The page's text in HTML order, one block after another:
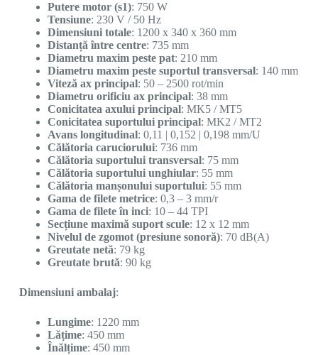
Putere motor (s1): 750 W
Tensiune: 230 V / 50 Hz
Dimensiuni totale: 1200 x 340 x 360 mm
Distanță între centre: 735 mm
Diametru maxim peste pat: 210 mm
Diametru maxim peste suportul transversal: 140 mm
Viteză ax principal: 50 – 2500 rot/min
Diametru orificiu ax principal: 38 mm
Conicitatea axului principal: MK5 / MT5
Conicitatea suportului principal: MK2 / MT2
Avans longitudinal: 0,11 | 0,152 | 0,198 mm/U
Călătoria caruciorului: 736 mm
Călătoria suportului transversal: 75 mm
Călătoria suportului unghiular: 55 mm
Călătoria manșonului suportului: 55 mm
Gama de filete metrice: 0,3 – 3 mm/r
Gama de filete în inci: 10 – 44 TPI
Secțiune maximă suport scule: 12 x 12 mm
Nivelul de zgomot (presiune sonoră): 70 dB(A)
Greutate netă: 79 kg
Greutate brută: 90 kg
Dimensiuni ambalaj:
Lungime: 1220 mm
Lățime: 450 mm
Înălțime: 450 mm